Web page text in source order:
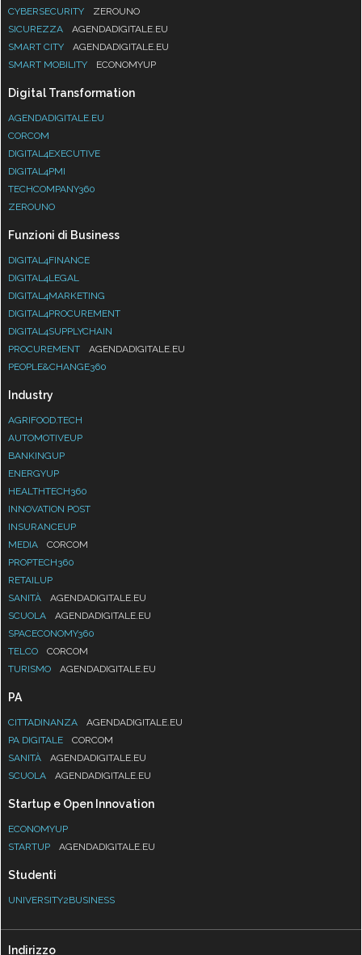
CYBERSECURITY
ZEROUNO
SICUREZZA
AGENDADIGITALE.EU
SMART CITY
AGENDADIGITALE.EU
SMART MOBILITY
ECONOMYUP
Digital Transformation
AGENDADIGITALE.EU
CORCOM
DIGITAL4EXECUTIVE
DIGITAL4PMI
TECHCOMPANY360
ZEROUNO
Funzioni di Business
DIGITAL4FINANCE
DIGITAL4LEGAL
DIGITAL4MARKETING
DIGITAL4PROCUREMENT
DIGITAL4SUPPLYCHAIN
PROCUREMENT
AGENDADIGITALE.EU
PEOPLE&CHANGE360
Industry
AGRIFOOD.TECH
AUTOMOTIVEUP
BANKINGUP
ENERGYUP
HEALTHTECH360
INNOVATION POST
INSURANCEUP
MEDIA
CORCOM
PROPTECH360
RETAILUP
SANITÀ
AGENDADIGITALE.EU
SCUOLA
AGENDADIGITALE.EU
SPACECONOMY360
TELCO
CORCOM
TURISMO
AGENDADIGITALE.EU
PA
CITTADINANZA
AGENDADIGITALE.EU
PA DIGITALE
CORCOM
SANITÀ
AGENDADIGITALE.EU
SCUOLA
AGENDADIGITALE.EU
Startup e Open Innovation
ECONOMYUP
STARTUP
AGENDADIGITALE.EU
Studenti
UNIVERSITY2BUSINESS
Indirizzo